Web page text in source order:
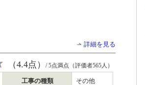
詳細を見る
（4.4点） / 5点満点（評価者565人）
工事の種類 その他